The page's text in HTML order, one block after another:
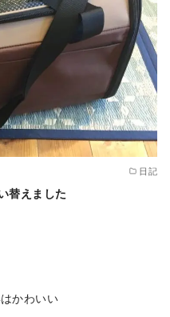
日記
替えました
かわいい